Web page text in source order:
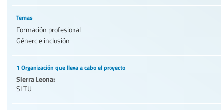
Temas
Formación profesional
Género e inclusión
1 Organización que lleva a cabo el proyecto
Sierra Leona:
SLTU